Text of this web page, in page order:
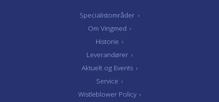
Specialistområder ›
Om Vingmed ›
Historie ›
Leverandører ›
Aktuelt og Events ›
Service ›
Wistleblower Policy ›